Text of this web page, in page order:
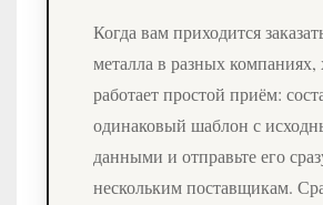
Когда вам приходится
металла в разных
работает простой приём:
одинаковый шаблон с
данными и отправьте его
нескольким поставщикам.